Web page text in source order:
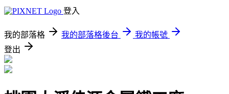
登入
我的部落格 我的部落格後台
我的帳號
登出